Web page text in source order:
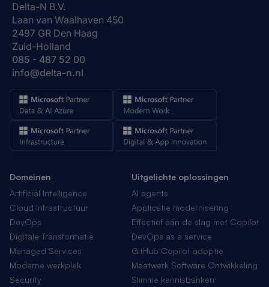
Delta-N B.V.
Laan van Waalhaven 450
2497 GR Den Haag
Zuid-Holland
085 - 487 52 00
info@delta-n.nl
Domeinen
Artificial Intelligence
Cloud Infrastructuur
DevOps
Digitale Transformatie
Managed Services
Moderne werkplek
Security
Uitgelichte oplossingen
AI agents
Applicatie modernisering
Effectief aan de slag met Copilot
DevOps as a service
GitHub Copilot adoptie
Maatwerk Software Ontwikkeling
Slimme kennisbanken